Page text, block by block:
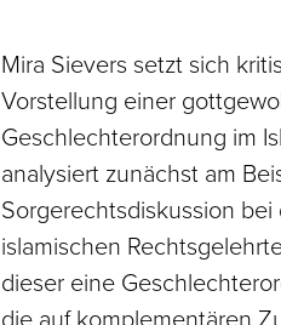
Mira Sievers setzt sich
Vorstellung einer
Geschlechterordnung im
analysiert zunächst am
Sorgerechtsdiskussion
islamischen
dieser eine
die auf komplementären